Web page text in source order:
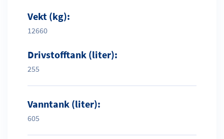
Vekt (kg):
12660
Drivstofftank (liter):
255
Vanntank (liter):
605